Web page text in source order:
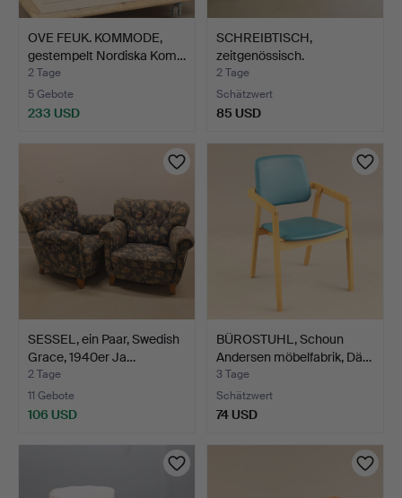
OVE FEUK. KOMMODE,
gestempelt Nordiska Kom…
2 Tage
5 Gebote
233 USD
SCHREIBTISCH,
zeitgenössisch.
2 Tage
Schätzwert
85 USD
SESSEL, ein Paar, Swedish
Grace, 1940er Ja…
2 Tage
11 Gebote
106 USD
BÜROSTUHL, Schoun
Andersen möbelfabrik, Dä…
3 Tage
Schätzwert
74 USD